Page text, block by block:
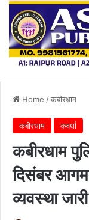
Home /कबीरधाम
कबीरधाम कवर्धा
कबीरधाम
दिसंबर
व्यवस्था